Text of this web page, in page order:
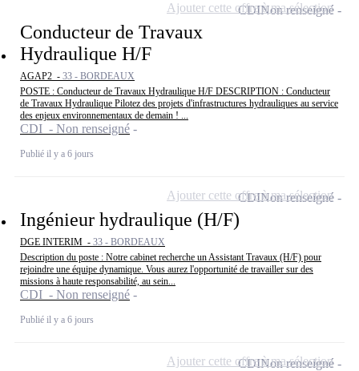
Conducteur de Travaux
Hydraulique H/F
AGAP2 - 33 - BORDEAUX
POSTE : Conducteur de Travaux Hydraulique H/F DESCRIPTION : Conducteur
de Travaux Hydraulique Pilotez des projets d'infrastructures hydrauliques au service
des enjeux environnementaux de demain ! ...
CDI - Non renseigné
Publié il y a 6 jours
CDINon renseigné
Ajouter cette offre à ma sélection
Ingénieur hydraulique (H/F)
DGE INTERIM - 33 - BORDEAUX
Description du poste : Notre cabinet recherche un Assistant Travaux (H/F) pour
rejoindre une équipe dynamique. Vous aurez l'opportunité de travailler sur des
missions à haute responsabilité, au sein...
CDI - Non renseigné
Publié il y a 6 jours
CDINon renseigné
Ajouter cette offre à ma sélection
CDINon renseigné
Ajouter cette offre à ma sélection